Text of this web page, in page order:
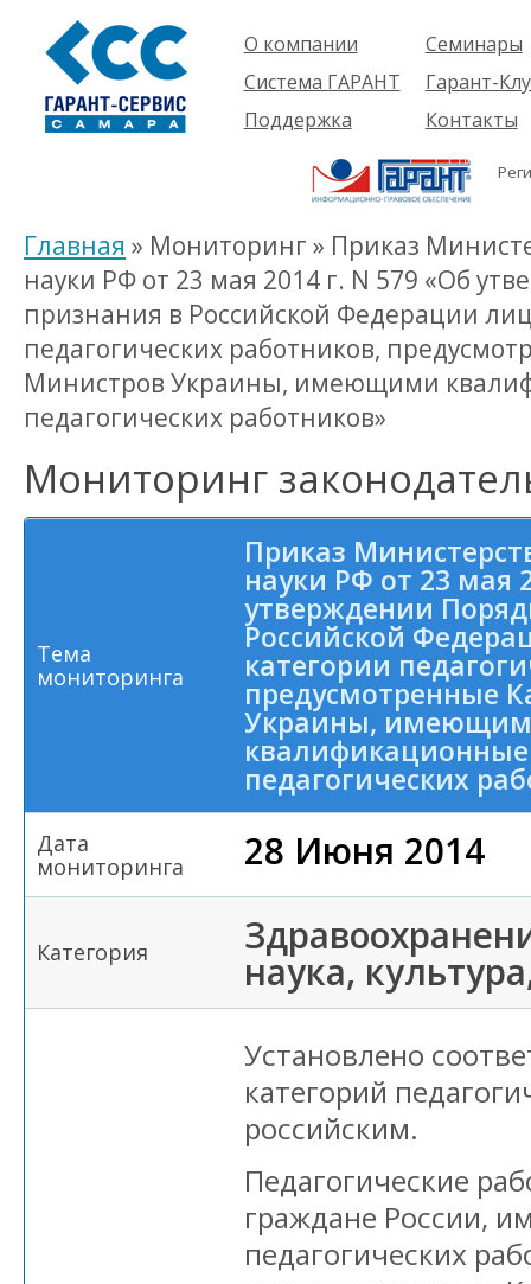
О компании
Компания
Проекты
Партнеры
Вакансии
Реквизиты
Информация
Система ГАРАНТ
О системе
решения
Комплекты
История
Поддержка
Пользователям
Будущим
пользователям
Семинары
Об услуге
семинары
Гарант-
Контакты
Главная » Мониторинг » Приказ
науки РФ от 23 мая 2014 г. N 579 «Об
признания в Российской Федерации
педагогических работников,
Министров Украины, имеющими
педагогических работников»
Мониторинг
Тема
мониторинга
Приказ
науки РФ от 23 мая
утверждении
Российской
категории
предусмотренные
Украины,
квалификационные
педагогических
Дата
мониторинга
28 Июня 2014
Категория наука,
Установлено
категорий
российским.
Педагогические
граждане России,
педагогических